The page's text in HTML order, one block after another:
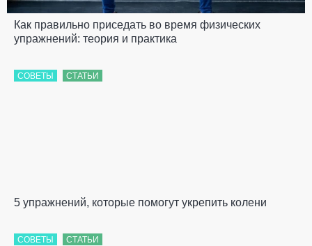
Как правильно приседать во время физических
упражнений: теория и практика
СОВЕТЫ СТАТЬИ
5 упражнений, которые помогут укрепить колени
СОВЕТЫ СТАТЬИ